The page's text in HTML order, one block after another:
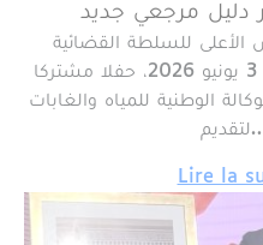
دليل مرجعي جديد
للسلطة القضائية
بالرباط، اليوم الأربعاء 3 يونيو 2026، حفلا مشتركا
الوطنية للمياه والغابات
Lire la